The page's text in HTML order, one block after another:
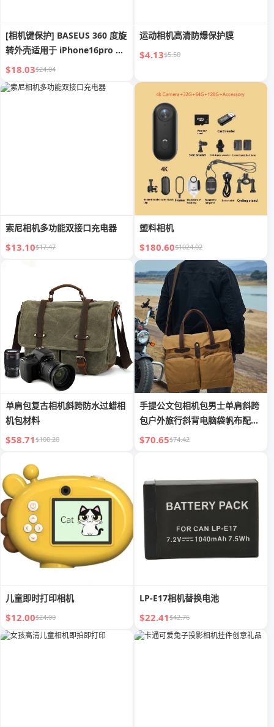
[相机键保护] BASEUS 360 度旋
转外壳适用于 iPhone16pro 手
机壳 Apple 15promax 支架 16
保护壳 iPhone13 时尚 14 新品
MagSafe 磁性 P
$18.03$24.04
运动相机高清防爆保护膜
$4.13$5.50
索尼相机多功能双接口充电器
$13.10$17.47
塑料相机
$180.60$1024.02
单肩包复古相机斜跨防水过蜡相
机包材料
$58.71$100.20
手提公文包相机包男士单肩斜跨
包户外旅行斜背电脑袋帆布配疯
马皮
$70.65$74.42
儿童即时打印相机
$12.00$24.00
LP-E17相机替换电池
$22.41$42.76